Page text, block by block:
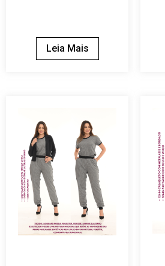
Leia Mais